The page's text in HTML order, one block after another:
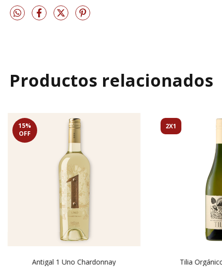
Productos relacionados
15%
OFF
Antigal 1 Uno Chardonnay
2X1
Tilia